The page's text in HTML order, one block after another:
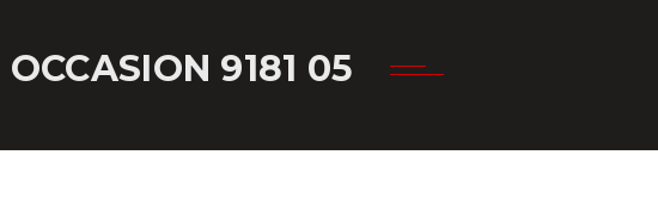
9181 05